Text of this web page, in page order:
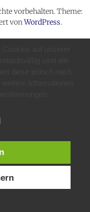
vorbehalten. Theme:
vonWordPress.